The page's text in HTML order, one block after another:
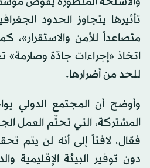
تأثيرها يتجاوز الحدود
متصاعداً للأمن والاستقرار»،
اتخاذ «إجراءات جادّة وصارمة»
للحد من أضرارها.
وأوضح أن المجتمع الدولي
المشتركة، التي تحتِّم العمل
فعّال، لافتاً إلى أنه لن يتم
دون توفير البيئة الإقليمية